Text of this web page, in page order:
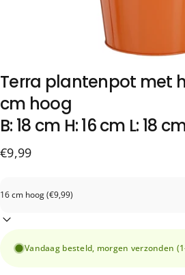
Terra plantenpot met
cm hoog
B: 18 cm H: 16 cm L: 18
€9,99
Vandaag besteld, morgen verzonden